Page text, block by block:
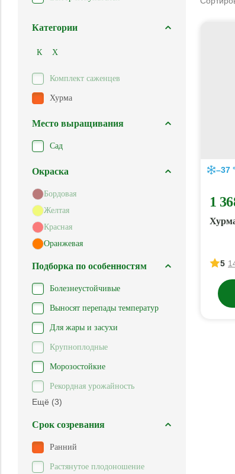
Категории
К Х
Комплект саженцев
Хурма
Место выращивания
Сад
Окраска
Бордовая
Желтая
Красная
Оранжевая
Подборка по особенностям
Болезнеустойчивые
Выносят перепады температур
Для жары и засухи
Крупноплодные
Морозостойкие
Рекордная урожайность
Ещё (3)
Срок созревания
Ранний
Растянутое плодоношение
–37 °
1
5